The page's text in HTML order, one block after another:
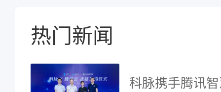
热门新闻
科脉携手腾讯